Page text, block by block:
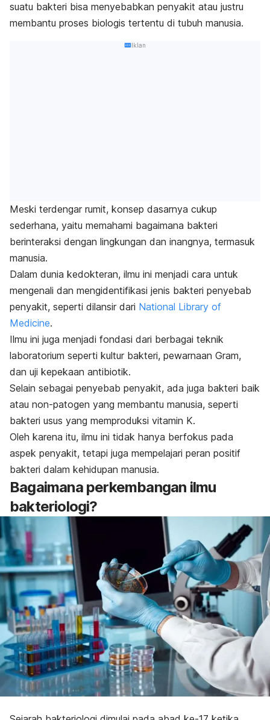
suatu bakteri bisa menyebabkan penyakit atau justru
membantu proses biologis tertentu di tubuh manusia.
Iklan
Meski terdengar rumit, konsep dasarnya cukup
sederhana, yaitu memahami bagaimana bakteri
berinteraksi dengan lingkungan dan inangnya, termasuk
manusia.
Dalam dunia kedokteran, ilmu ini menjadi cara untuk
mengenali dan mengidentifikasi jenis bakteri penyebab
penyakit, seperti dilansir dari National Library of
Medicine.
Ilmu ini juga menjadi fondasi dari berbagai teknik
laboratorium seperti kultur bakteri, pewarnaan Gram,
dan uji kepekaan antibiotik.
Selain sebagai penyebab penyakit, ada juga bakteri baik
atau non-patogen yang membantu manusia, seperti
bakteri usus yang memproduksi vitamin K.
Oleh karena itu, ilmu ini tidak hanya berfokus pada
aspek penyakit, tetapi juga mempelajari peran positif
bakteri dalam kehidupan manusia.
Bagaimana perkembangan ilmu
bakteriologi?